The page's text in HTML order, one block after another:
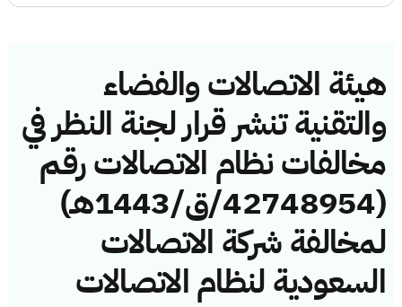
هيئة الاتصالات والفضاء
والتقنية تنشر قرار لجنة النظر في
مخالفات نظام الاتصالات رقم
(42748954/ق/1443هـ)
لمخالفة شركة الاتصالات
السعودية لنظام الاتصالات